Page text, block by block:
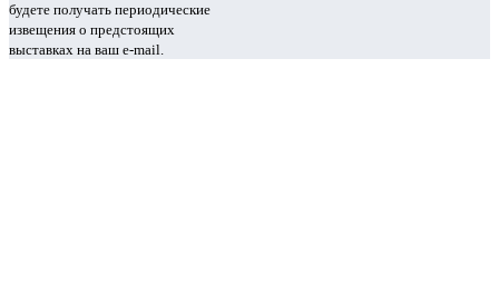
будете получать периодические
извещения о предстоящих
выставках на ваш e-mail.